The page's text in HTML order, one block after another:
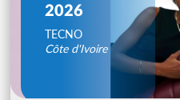
2026
TECNO
Côte d'Ivoire